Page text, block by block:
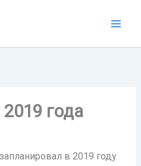
2019 года
в 2019 году